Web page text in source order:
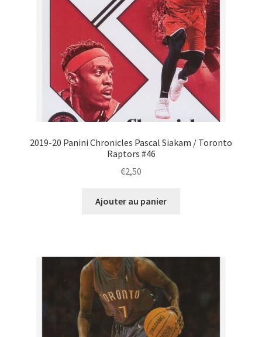
2019-20 Panini Chronicles Pascal Siakam / Toronto
Raptors #46
€2,50
Ajouter au panier